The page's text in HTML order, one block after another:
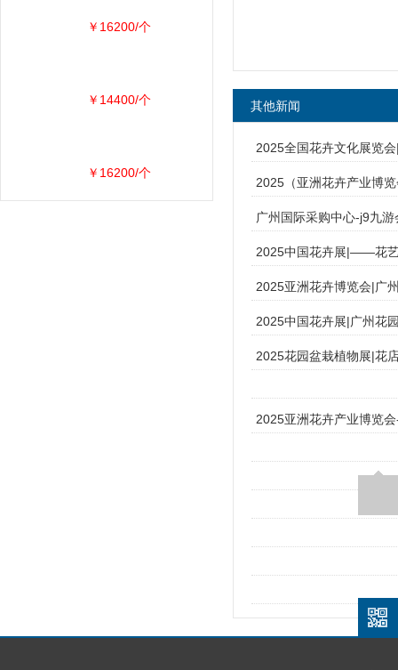
其他新闻
2025全国花卉文化展览
2025（亚洲花卉产业博
广州国际采购中心-j9九
2025中国花卉展|——花
2025亚洲花卉博览会|
2025中国花卉展|广州花
2025花园盆栽植物展|
2025亚洲花卉产业博览
￥16200/个
￥14400/个
￥16200/个